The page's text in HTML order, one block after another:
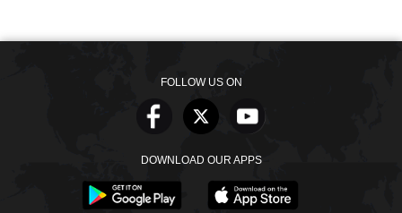
FOLLOW US ON
DOWNLOAD OUR APPS